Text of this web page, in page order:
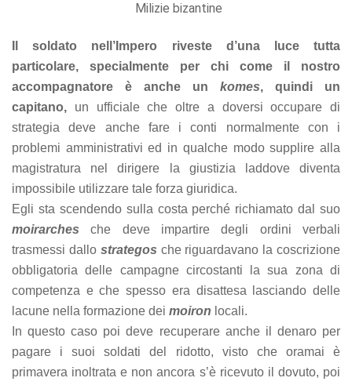
Milizie bizantine
Il soldato nell’Impero riveste d’una luce tutta
particolare, specialmente per chi come il nostro
accompagnatore è anche un komes, quindi un
capitano, un ufficiale che oltre a doversi occupare di
strategia deve anche fare i conti normalmente con i
problemi amministrativi ed in qualche modo supplire alla
magistratura nel dirigere la giustizia laddove diventa
impossibile utilizzare tale forza giuridica.
Egli sta scendendo sulla costa perché richiamato dal suo
moirarches che deve impartire degli ordini verbali
trasmessi dallo strategos che riguardavano la coscrizione
obbligatoria delle campagne circostanti la sua zona di
competenza e che spesso era disattesa lasciando delle
lacune nella formazione dei moiron locali.
In questo caso poi deve recuperare anche il denaro per
pagare i suoi soldati del ridotto, visto che oramai è
primavera inoltrata e non ancora s’è ricevuto il dovuto, poi